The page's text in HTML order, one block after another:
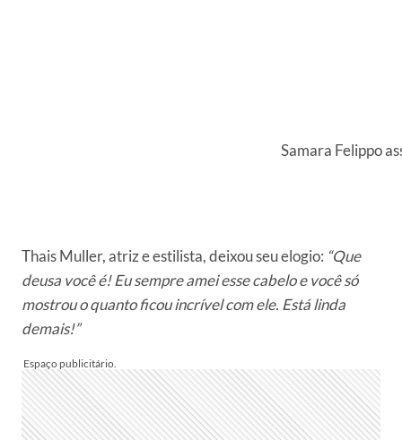
Samara Felippo
Thais Muller, atriz e estilista, deixou seu elogio: “Que
deusa você é! Eu sempre amei esse cabelo e você só
mostrou o quanto ficou incrível com ele. Está linda
demais!”